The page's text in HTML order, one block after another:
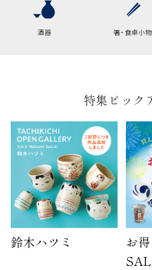
B:京名所 袋
横
幅
袋のサイズは当店で最適な
す。
ご提供枚数の上限はご注文
天掛け包装、ギフト袋対応
ません。
※犬猫時計には、手提袋を
のしについて
酒器 箸・食卓小物
特集ピック
鈴木ハツミ
お